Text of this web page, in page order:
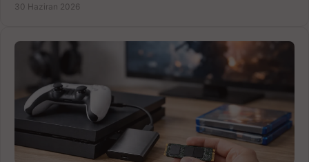
30 Haziran 2026